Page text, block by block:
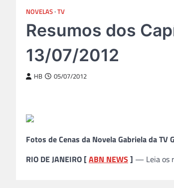
NOVELAS TV
Resumos dos
13/07/2012
HB 05/07/2012
Fotos de Cenas da Novela Gabriela da TV
RIO DE JANEIRO [ABN NEWS ] — Leia os